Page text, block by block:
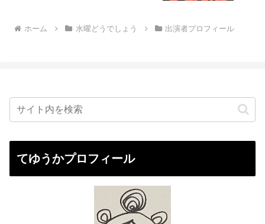
ホーム 水曜どうでしょう 出演者プロフィール
てゆうかプロフィール